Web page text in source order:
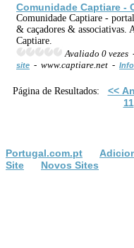
Comunidade Captiare -
Comunidade Captiare -
& caçadores & associativas.
Captiare.
Avaliado 0 vezes
site - www.captiare.net - Info
Página de Resultados: <<
11
Portugal.com.pt
Site
Novos Sites